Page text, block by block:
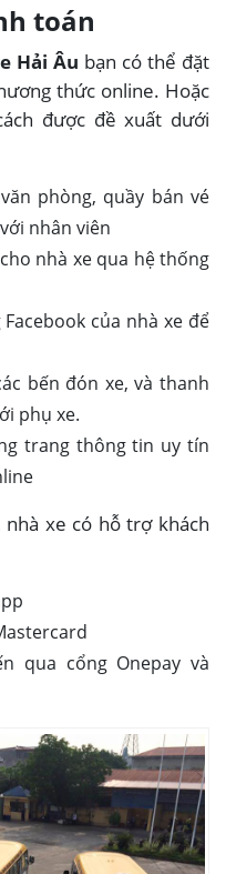
toán
Hải Âu bạn có thể đặt
thức online. Hoặc
được đề xuất dưới
phòng, quầy bán vé
nhân viên
nhà xe qua hệ thống
của nhà xe để
bến đón xe, và thanh
phụ xe.
trang thông tin uy tín
xe có hỗ trợ khách
qua cổng Onepay và